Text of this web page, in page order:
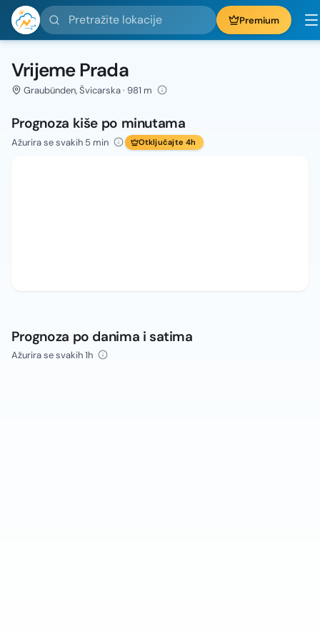
Pretražite lokacije Premium
Vrijeme Prada
Graubünden, Švicarska · 981 m
Prognoza kiše po minutama
Ažurira se svakih 5 min Otključajte 4h
Prognoza po danima i satima
Ažurira se svakih 1h